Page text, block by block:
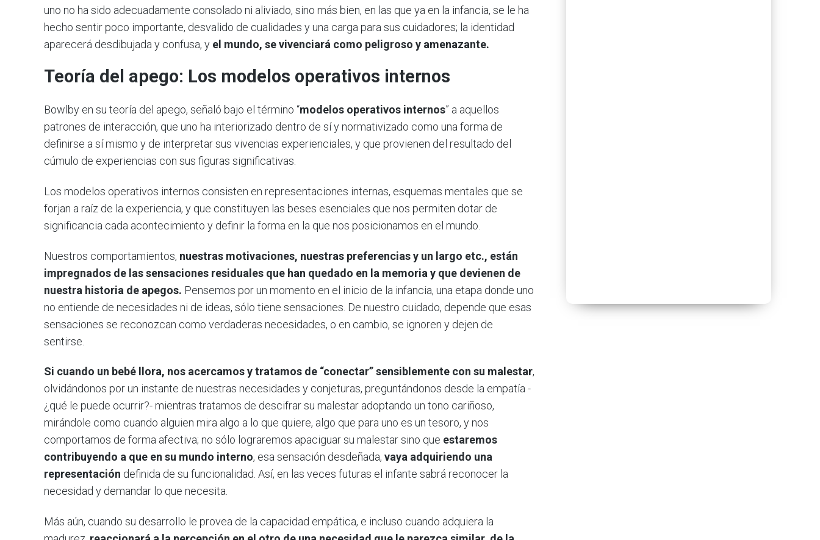
uno no ha sido adecuadamente consolado ni aliviado, sino más bien, en las que ya en la infancia, se le ha
hecho sentir poco importante, desvalido de cualidades y una carga para sus cuidadores; la identidad
aparecerá desdibujada y confusa, y el mundo, se vivenciará como peligroso y amenazante.
Teoría del apego: Los modelos operativos internos
Bowlby en su teoría del apego, señaló bajo el término “modelos operativos internos” a aquellos
patrones de interacción, que uno ha interiorizado dentro de sí y normativizado como una forma de
definirse a sí mismo y de interpretar sus vivencias experienciales, y que provienen del resultado del
cúmulo de experiencias con sus figuras significativas.
Los modelos operativos internos consisten en representaciones internas, esquemas mentales que se
forjan a raíz de la experiencia, y que constituyen las beses esenciales que nos permiten dotar de
significancia cada acontecimiento y definir la forma en la que nos posicionamos en el mundo.
Nuestros comportamientos, nuestras motivaciones, nuestras preferencias y un largo etc., están
impregnados de las sensaciones residuales que han quedado en la memoria y que devienen de
nuestra historia de apegos. Pensemos por un momento en el inicio de la infancia, una etapa donde uno
no entiende de necesidades ni de ideas, sólo tiene sensaciones. De nuestro cuidado, depende que esas
sensaciones se reconozcan como verdaderas necesidades, o en cambio, se ignoren y dejen de
sentirse.
Si cuando un bebé llora, nos acercamos y tratamos de “conectar” sensiblemente con su malestar,
olvidándonos por un instante de nuestras necesidades y conjeturas, preguntándonos desde la empatía -
¿qué le puede ocurrir?- mientras tratamos de descifrar su malestar adoptando un tono cariñoso,
mirándole como cuando alguien mira algo a lo que quiere, algo que para uno es un tesoro, y nos
comportamos de forma afectiva; no sólo lograremos apaciguar su malestar sino que estaremos
contribuyendo a que en su mundo interno, esa sensación desdeñada, vaya adquiriendo una
representación definida de su funcionalidad. Así, en las veces futuras el infante sabrá reconocer la
necesidad y demandar lo que necesita.
Más aún, cuando su desarrollo le provea de la capacidad empática, e incluso cuando adquiera la